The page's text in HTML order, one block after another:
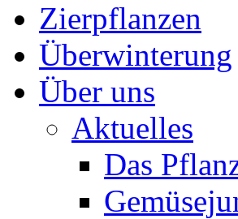
Zierpflanzen
Überwinterung
Über uns
Aktuelles
Das